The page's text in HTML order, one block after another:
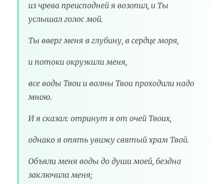
из чрева преисподней я возопил, и Ты
услышал голос мой.
Ты вверг меня в глубину, в сердце моря,
и потоки окружили меня,
все воды Твои и волны Твои проходили надо
мною.
И я сказал: отринут я от очей Твоих,
однако я опять увижу святый храм Твой.
Объяли меня воды до души моей, бездна
заключила меня;